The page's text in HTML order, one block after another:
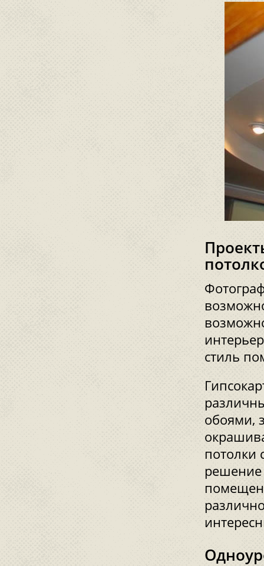
стиль
обоями,
потолки
решение